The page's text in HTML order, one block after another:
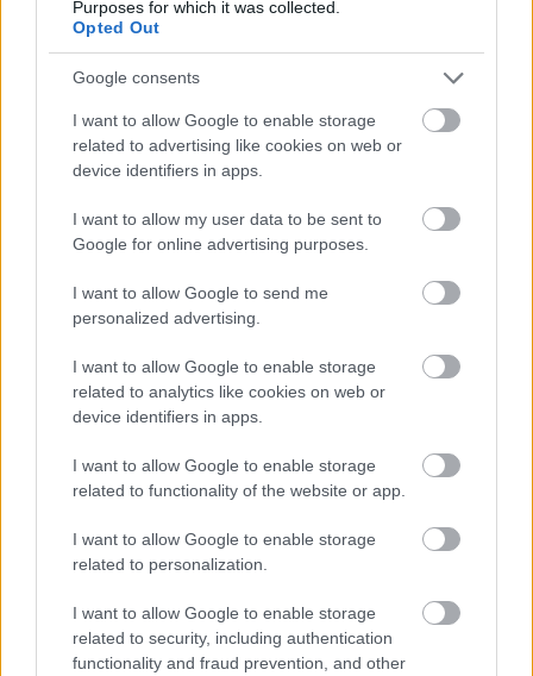
Purposes for which it was collected.
Opted Out
Google consents
I want to allow Google to enable storage
related to advertising like cookies on web or
device identifiers in apps.
I want to allow my user data to be sent to
Google for online advertising purposes.
I want to allow Google to send me
personalized advertising.
I want to allow Google to enable storage
related to analytics like cookies on web or
device identifiers in apps.
I want to allow Google to enable storage
related to functionality of the website or app.
I want to allow Google to enable storage
related to personalization.
I want to allow Google to enable storage
related to security, including authentication
functionality and fraud prevention, and other
Cand aceste doua semne se unesc, ele formeaza un
cuplu cu o conexiune profunda, care poate intui
nevoile si dorintele celor din jur. Aceasta capacitate
de a "citi" lumea ii face lideri inspirati si vizionari.
5. Sagetator si Varsator: aventura si inovatie
Sagetatorul este semnul aventurii, al explorarii si al
libertatii. Pe de alta parte, Varsatorul este semnul
inovatiei, al progresului si al gandirii
neconventionale. Cand se combina, acesti doi nativi
formeaza un cuplu gata sa exploreze noi orizonturi
si sa vina cu idei revolutionare. Indrazneala
Sagetatorului se combina cu geniul inovativ al
Varsatorului, facand din acest cuplu o forta in fata
Urmatorul articol
3 cupluri perfecte din zodiac care își
vor vindeca inima ranită